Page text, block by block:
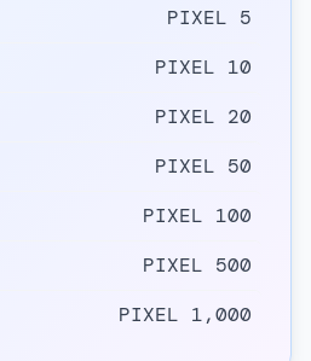
5 PIXEL
10 PIXEL
20 PIXEL
50 PIXEL
100 PIXEL
500 PIXEL
1,000 PIXEL